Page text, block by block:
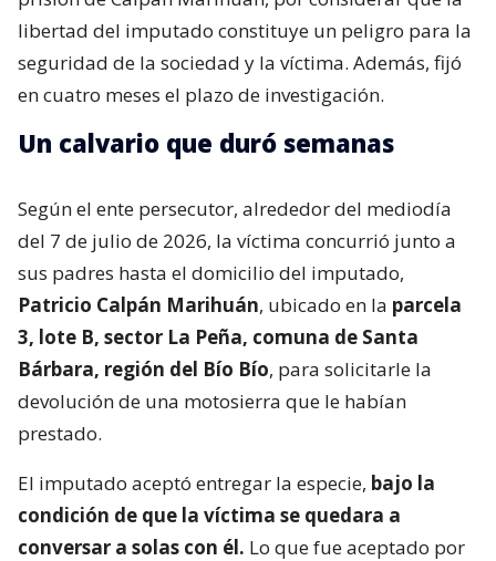
libertad del imputado constituye un peligro para la
seguridad de la sociedad y la víctima. Además, fijó
en cuatro meses el plazo de investigación.
Un calvario que duró semanas
Según el ente persecutor, alrededor del mediodía
del 7 de julio de 2026, la víctima concurrió junto a
sus padres hasta el domicilio del imputado,
Patricio Calpán Marihuán, ubicado en la parcela
3, lote B, sector La Peña, comuna de Santa
Bárbara, región del Bío Bío, para solicitarle la
devolución de una motosierra que le habían
prestado.
El imputado aceptó entregar la especie, bajo la
condición de que la víctima se quedara a
conversar a solas con él. Lo que fue aceptado por